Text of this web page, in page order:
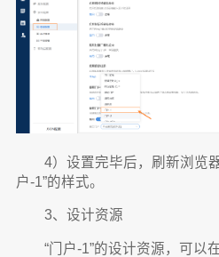
4）设置完毕后，刷新浏览器
户-1”的样式。
3、设计资源
“门户-1”的设计资源，可以在